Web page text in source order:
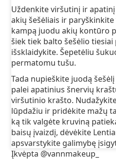
Uždenkite viršutinį ir
akių šešėliais ir
kampą juodu akių kontūro
šiek tiek balto šešėlio
išsklaidykite. Šepetėliu
permatomu tušu.
Tada nupieškite juodą
palei apatinius šnervių
viršutinio krašto.
lūpdažiu ir pridėkite mažų
ką tik valgėte kruviną
baisų įvaizdį, dėvėkite
apsvarstykite galimybę
Įkvėpta @vannmakeup_